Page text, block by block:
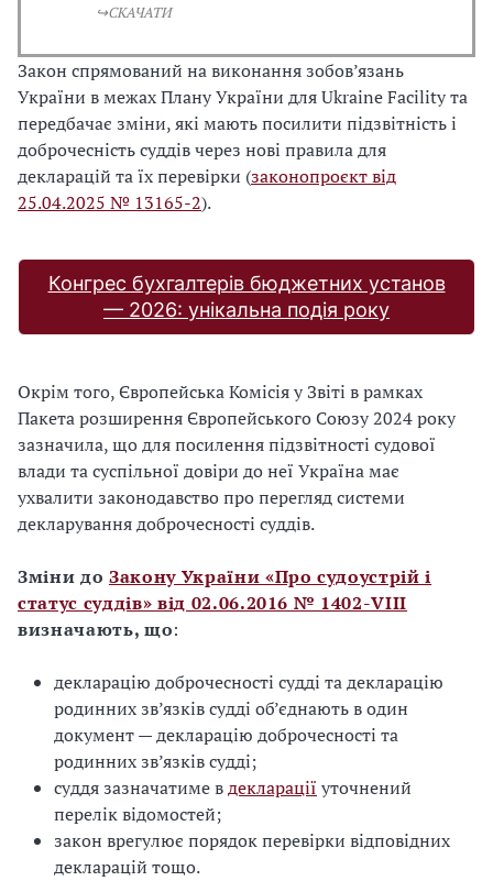
↪️СКАЧАТИ
Закон спрямований на виконання зобов’язань
України в межах Плану України для Ukraine Facility та
передбачає зміни, які мають посилити підзвітність і
доброчесність суддів через нові правила для
декларацій та їх перевірки (законопроєкт від
25.04.2025 № 13165-2).
Конгрес бухгалтерів бюджетних установ
— 2026: унікальна подія року
Окрім того, Європейська Комісія у Звіті в рамках
Пакета розширення Європейського Союзу 2024 року
зазначила, що для посилення підзвітності судової
влади та суспільної довіри до неї Україна має
ухвалити законодавство про перегляд системи
декларування доброчесності суддів.
Зміни до Закону України «Про судоустрій і
статус суддів» від 02.06.2016 № 1402-VIII
визначають, що:
декларацію доброчесності судді та декларацію
родинних зв’язків судді об’єднають в один
документ — декларацію доброчесності та
родинних зв’язків судді;
суддя зазначатиме вдекларації уточнений
перелік відомостей;
закон врегулює порядок перевірки відповідних
декларацій тощо.